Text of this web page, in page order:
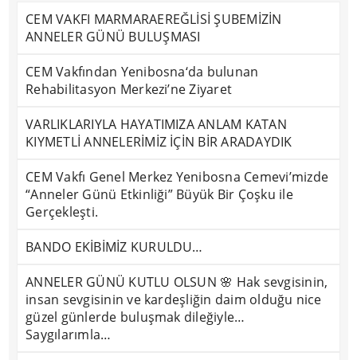
CEM VAKFI MARMARAEREĞLİSİ ŞUBEMİZİN
ANNELER GÜNÜ BULUŞMASI
CEM Vakfından Yenibosna‘da bulunan
Rehabilitasyon Merkezi’ne Ziyaret
VARLIKLARIYLA HAYATIMIZA ANLAM KATAN
KIYMETLİ ANNELERİMİZ İÇİN BİR ARADAYDIK
CEM Vakfı Genel Merkez Yenibosna Cemevi’mizde
“Anneler Günü Etkinliği” Büyük Bir Çoşku ile
Gerçekleşti.
BANDO EKİBİMİZ KURULDU…
ANNELER GÜNÜ KUTLU OLSUN 🌸 Hak sevgisinin,
insan sevgisinin ve kardeşliğin daim olduğu nice
güzel günlerde buluşmak dileğiyle…
Saygılarımla…